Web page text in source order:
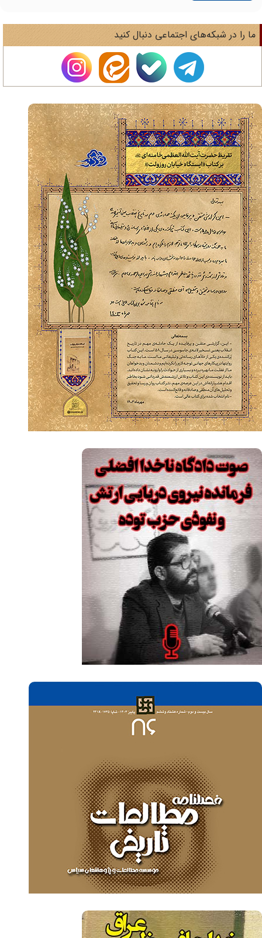
را در شبکه‌های اجتماعی دنبال کنید